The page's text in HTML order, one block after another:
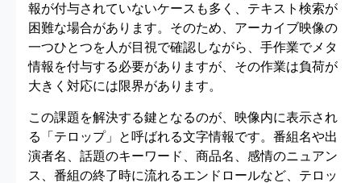
報が付与されていないケースも多く、テキスト検索が
困難な場合があります。そのため、アーカイブ映像の
一つひとつを人が目視で確認しながら、手作業でメタ
情報を付与する必要がありますが、その作業は負荷が
大きく対応には限界があります。
この課題を解決する鍵となるのが、映像内に表示され
る「テロップ」と呼ばれる文字情報です。番組名や出
演者名、話題のキーワード、商品名、感情のニュアン
ス、番組の終了時に流れるエンドロールなど、テロッ